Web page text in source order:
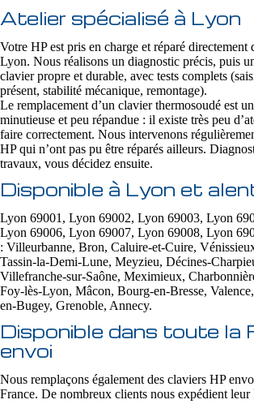
Atelier spécialisé à Lyon
Votre HP est pris en charge et réparé directement
Lyon. Nous réalisons un diagnostic précis, puis
clavier propre et durable, avec tests complets
présent, stabilité mécanique, remontage).
Le remplacement d’un clavier thermosoudé est
minutieuse et peu répandue : il existe très peu
faire correctement. Nous intervenons
HP qui n’ont pas pu être réparés ailleurs.
travaux, vous décidez ensuite.
Disponible à Lyon et
Lyon 69001, Lyon 69002, Lyon 69003, Lyon
Lyon 69006, Lyon 69007, Lyon 69008, Lyon
: Villeurbanne, Bron, Caluire-et-Cuire,
Tassin-la-Demi-Lune, Meyzieu, Décines-
Villefranche-sur-Saône, Meximieux,
Foy-lès-Lyon, Mâcon, Bourg-en-Bresse,
en-Bugey, Grenoble, Annecy.
Disponible dans toute la
envoi
Nous remplaçons également des claviers HP
France. De nombreux clients nous expédient